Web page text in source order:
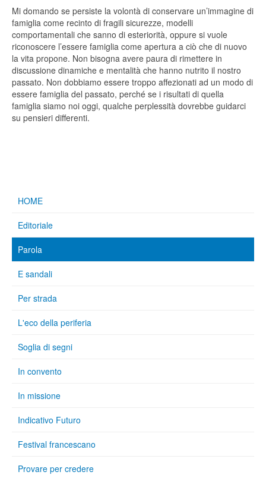
Mi domando se persiste la volontà di conservare un’immagine di
famiglia come recinto di fragili sicurezze, modelli
comportamentali che sanno di esteriorità, oppure si vuole
riconoscere l’essere famiglia come apertura a ciò che di nuovo
la vita propone. Non bisogna avere paura di rimettere in
discussione dinamiche e mentalità che hanno nutrito il nostro
passato. Non dobbiamo essere troppo affezionati ad un modo di
essere famiglia del passato, perché se i risultati di quella
famiglia siamo noi oggi, qualche perplessità dovrebbe guidarci
su pensieri differenti.
HOME
Editoriale
Parola
E sandali
Per strada
L'eco della periferia
Soglia di segni
In convento
In missione
Indicativo Futuro
Festival francescano
Provare per credere